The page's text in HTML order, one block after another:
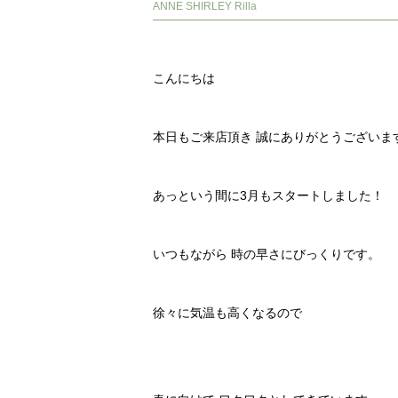
ANNE SHIRLEY Rilla
こんにちは
本日もご来店頂き 誠にありがとうございま
あっという間に3月もスタートしました！
いつもながら 時の早さにびっくりです。
徐々に気温も高くなるので